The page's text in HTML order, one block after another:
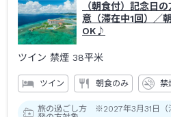
（朝食付）記念日
意（滞在中1回）／
OK♪
ツイン 禁煙 38平米
ツイン 朝食のみ 禁
旅の過ごし方 ※2027年3月31日（